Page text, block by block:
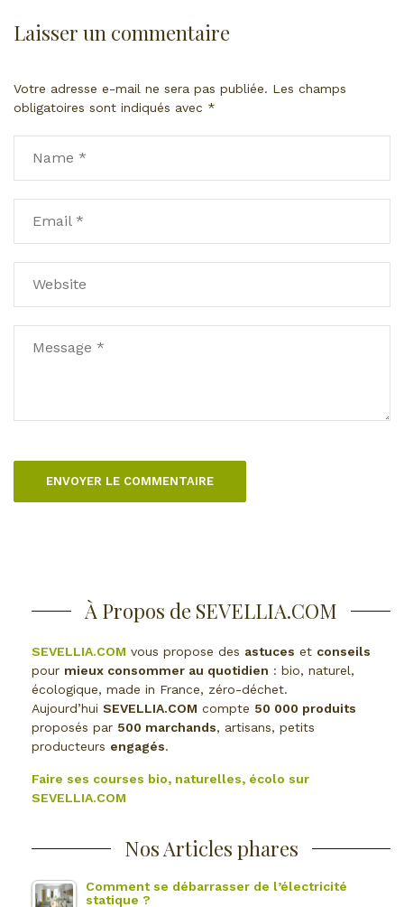
Laisser un commentaire
Votre adresse e-mail ne sera pas publiée. Les champs
obligatoires sont indiqués avec *
À Propos de SEVELLIA.COM
SEVELLIA.COM vous propose des astuces et conseils
pour mieux consommer au quotidien : bio, naturel,
écologique, made in France, zéro-déchet.
Aujourd’hui SEVELLIA.COM compte 50 000 produits
proposés par 500 marchands, artisans, petits
producteurs engagés.
Faire ses courses bio, naturelles, écolo sur
SEVELLIA.COM
Nos Articles phares
Comment se débarrasser de l’électricité
statique ?